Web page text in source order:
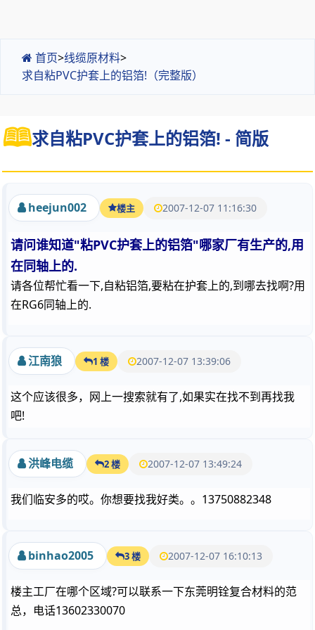
首页>线缆原材料>
求自粘PVC护套上的铝箔!（完整版）
求自粘PVC护套上的铝箔! - 简版
heejun002 楼主 2007-12-07 11:16:30
请问谁知道"粘PVC护套上的铝箔"哪家厂有生产的,用
在同轴上的.
请各位帮忙看一下,自粘铝箔,要粘在护套上的,到哪去找啊?用
在RG6同轴上的.
江南狼 1 楼 2007-12-07 13:39:06
这个应该很多，网上一搜索就有了,如果实在找不到再找我
吧!
洪峰电缆 2 楼 2007-12-07 13:49:24
我们临安多的哎。你想要找我好类。。13750882348
binhao2005 3 楼 2007-12-07 16:10:13
楼主工厂在哪个区域?可以联系一下东莞明铨复合材料的范
总，电话13602330070